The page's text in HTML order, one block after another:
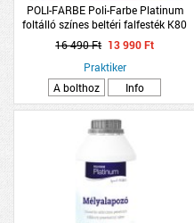
POLI-FARBE Poli-Farbe Platinum
foltálló színes beltéri falfesték K80
Kökény, 5l
16 490 Ft 13 990 Ft
Praktiker
A bolthoz
Info